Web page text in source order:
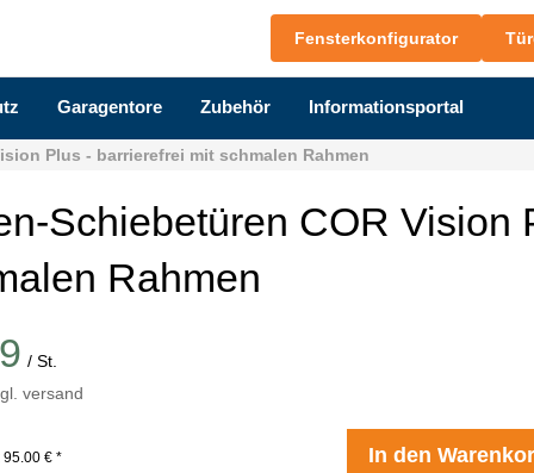
Fensterkonfigurator
Garagentore Zubehör Informationsportal
Plus - barrierefrei mit schmalen Rahmen
Schiebetüren COR Vision
Rahmen
/ St.
versand
95.00 € *
In den